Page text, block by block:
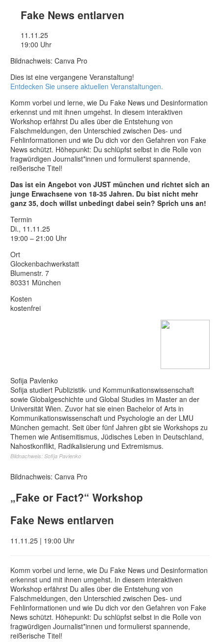
Fake News entlarven
11.11.25
19:00 Uhr
Bildnachweis: Canva Pro
Dies ist eine vergangene Veranstaltung!
Entdecken Sie unsere aktuellen Veranstaltungen.
Komm vorbei und lerne, wie Du Fake News und Desinformation
erkennst und mit ihnen umgehst. In diesem interaktiven
Workshop erfährst Du alles über die Entstehung von
Falschmeldungen, den Unterschied zwischen Des- und
Fehlinformationen und wie Du dich vor den Gefahren von Fake
News schützt. Höhepunkt: Du schlüpfst selbst in die Rolle von
fragwürdigen Journalist*innen und formulierst spannende,
reißerische Titel!
Das ist ein Angebot von JUST münchen und richtet sich an
junge Erwachsene von 18-35 Jahren. Du bist nicht mehr
ganz 35, doch willst unbedingt dabei sein? Sprich uns an!
Termin
Di., 11.11.25
19:00 – 21:00 Uhr
Ort
Glockenbachwerkstatt
Blumenstr. 7
80331 München
Kosten
kostenfrei
Sofija Pavlenko
Sofija studiert Publizistik- und Kommunikationswissenschaft
sowie Globalgeschichte und Global Studies im Master an der
Universität Wien. Zuvor hat sie einen Bachelor of Arts in
Kommunikationswissenschaft und Psychologie an der LMU
München gemacht. Seit über fünf Jahren gibt sie Workshops zu
Themen wie Antisemitismus, Jüdisches Leben in Deutschland,
Nahostkonflikt, Radikalisierung und Extremismus.
Bildnachweis: Sofija Pavlenko
Bildnachweis: Canva Pro
„Fake or Fact?“ Workshop
Fake News entlarven
11.11.25 | 19:00 Uhr
Komm vorbei und lerne, wie Du Fake News und Desinformation
erkennst und mit ihnen umgehst. In diesem interaktiven
Workshop erfährst Du alles über die Entstehung von
Falschmeldungen, den Unterschied zwischen Des- und
Fehlinformationen und wie Du dich vor den Gefahren von Fake
News schützt. Höhepunkt: Du schlüpfst selbst in die Rolle von
fragwürdigen Journalist*innen und formulierst spannende,
reißerische Titel!